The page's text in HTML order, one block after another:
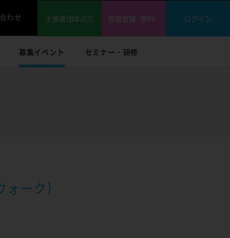
わせ 主催者団体の方 会員登録 （無料） ログイン
募集イベント セミナー・研修
ーク）